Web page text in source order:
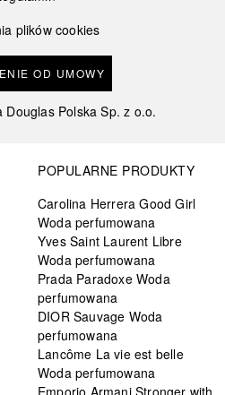
plików cookies
OD UMOWY
Douglas Polska Sp. z o.o.
POPULARNE PRODUKTY
Carolina Herrera Good Girl
Woda perfumowana
Yves Saint Laurent Libre
Woda perfumowana
Prada Paradoxe Woda
perfumowana
DIOR Sauvage Woda
perfumowana
Lancôme La vie est belle
Woda perfumowana
Emporio Armani Stronger with